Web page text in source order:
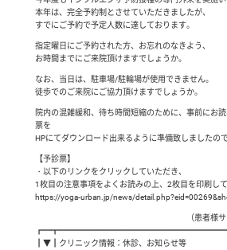
本年は、完全予約制とさせていただきましたが、
すでにご予約で予定人数に達しております。
指定曜日にご予約された方、お忘れのなきよう、
お時間までにご来院頂けますでしょうか。
なお、当日は、駐車場/駐輪場が使用できません。
徒歩でのご来院にご協力頂けますでしょうか。
院内の混雑緩和、待ち時間短縮のために、事前にお
票を
HPにてダウンロード出来るように準備致しましたの
【予診票】
・以下のリンクをクリックしていただき、
1枚目の注意事項をよくお読みの上、2枚目を印刷して
https://yoga-urban.jp/news/
（患者様サービス担当
┃▼┃クリニック情報：休診、お知らせ等